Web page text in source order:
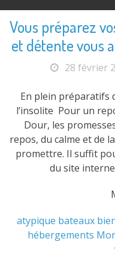
Vous préparez
et détente vous
28 février
En plein préparatifs
l’insolite Pour un
Dour, les
repos, du calme et de
promettre. Il suffit
du site
atypique bateaux
hébergements